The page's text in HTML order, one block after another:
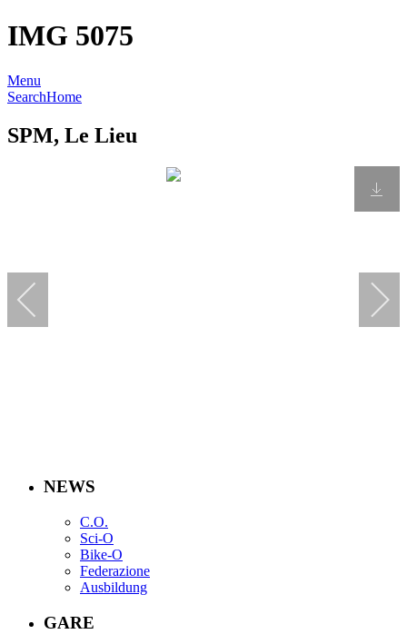
IMG 5075
Menu
SearchHome
SPM, Le Lieu
NEWS
C.O.
Sci-O
Bike-O
Federazione
Ausbildung
GARE